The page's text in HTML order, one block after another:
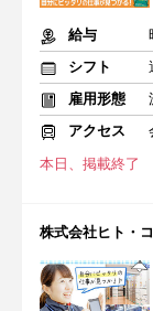
給与
シフト
雇用形態
アクセス
本日、掲載終了
株式会社ヒト・